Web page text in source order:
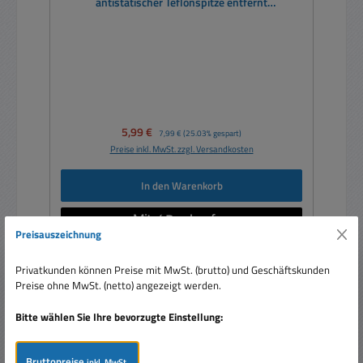
Verkaufspreis:
5,99 € Regulärer Preis:
7,99 € (25.03% gespart)
Preise inkl. MwSt. zzgl. Versandkosten
In den Warenkorb
%Rabatt
Preisauszeichnung
Privatkunden können Preise mit MwSt. (brutto) und Geschäftskunden
Preise ohne MwSt. (netto) angezeigt werden.
Bitte wählen Sie Ihre bevorzugte Einstellung: